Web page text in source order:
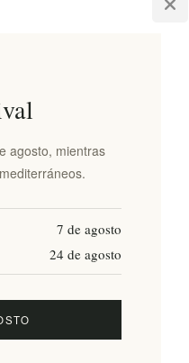
€55,00 excl impuestos
agosto, mientras
7 de agosto
24 de agosto